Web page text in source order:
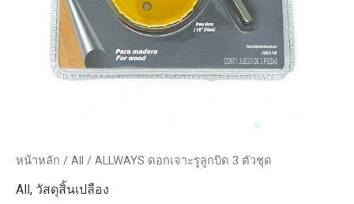
หน้าหลัก / All / ALLWAYS ดอกเจาะรูลูกบิด 3 ตัวชุด
All, วัสดุสิ้นเปลือง